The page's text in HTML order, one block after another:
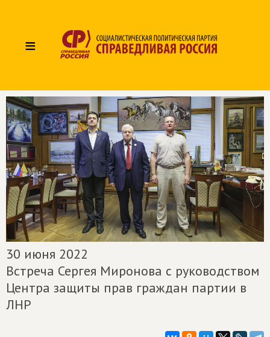
≡
30 июня 2022
Встреча Сергея Миронова с руководством
Центра защиты прав граждан партии в
ЛНР